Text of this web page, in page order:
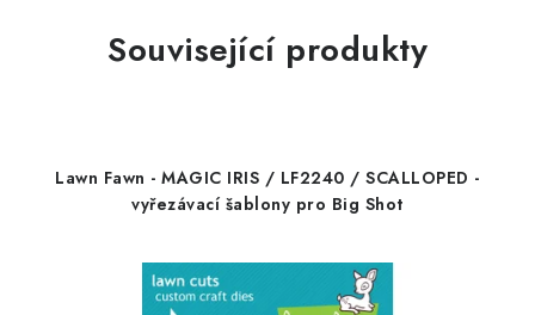
Související produkty
Lawn Fawn - MAGIC IRIS / LF2240 / SCALLOPED -
vyřezávací šablony pro Big Shot